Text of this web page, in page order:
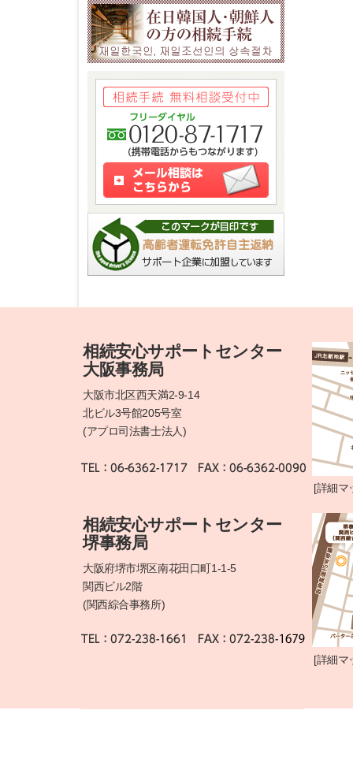
相続安心サポートセンター
大阪事務局
大阪市北区西天満2-9-14
北ビル3号館205号室
(アプロ司法書士法人)
[詳細マ
相続安心サポートセンター
堺事務局
大阪府堺市堺区南花田口町1-1-5
関西ビル2階
(関西綜合事務所)
[詳細マ